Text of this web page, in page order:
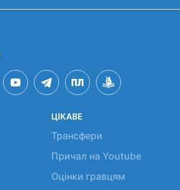
ЦІКАВЕ
Трансфери
Причал на Youtube
Оцінки гравцям